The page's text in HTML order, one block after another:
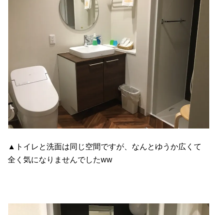
▲トイレと洗面は同じ空間ですが、なんとゆうか広くて
全く気になりませんでしたww